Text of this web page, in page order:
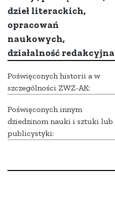
dzieł literackich,
opracowań
naukowych,
działalność redakcyjna
Poświęconych historii a w
szczególności ZWZ-AK:
Poświęconych innym
dziedzinom nauki i sztuki lub
publicystyki: